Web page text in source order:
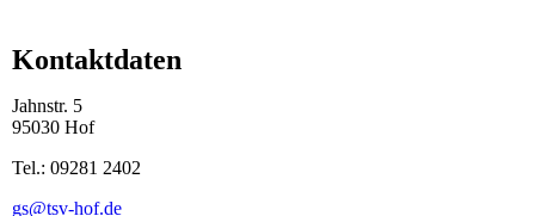
Kontaktdaten
Jahnstr. 5
95030 Hof
Tel.: 09281 2402
gs@tsv-hof.de